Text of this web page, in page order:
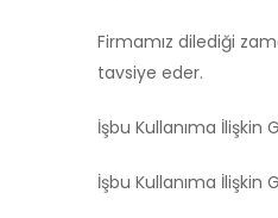
Firmamız dilediği
tavsiye eder.
İşbu Kullanıma
İşbu Kullanıma